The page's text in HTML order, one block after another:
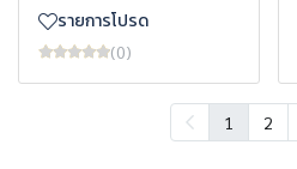
รายการโปรด
(0)
1 2